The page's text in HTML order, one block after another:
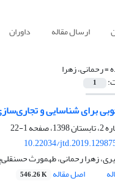
ارسال مقاله داوران
=رحمانی، زهرا
1
برای شناسایی و
1-22
10.22034/
زهرا رحمانی، طهمورث
اصل مقاله 546.26 K